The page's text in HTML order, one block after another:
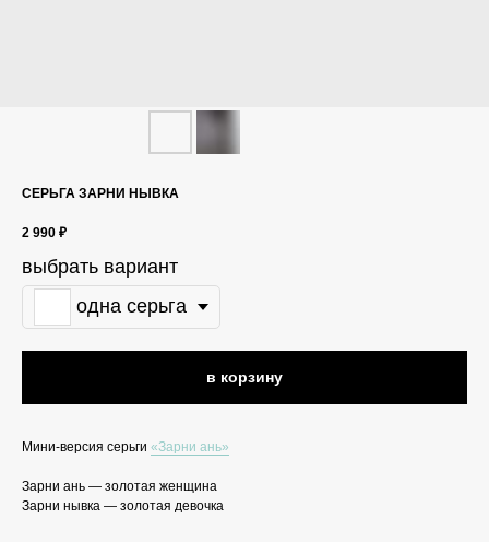
СЕРЬГА ЗАРНИ НЫВКА
2 990 ₽
выбрать вариант
одна серьга
в корзину
Мини-версия серьги «Зарни ань»
Зарни ань — золотая женщина
Зарни нывка — золотая девочка